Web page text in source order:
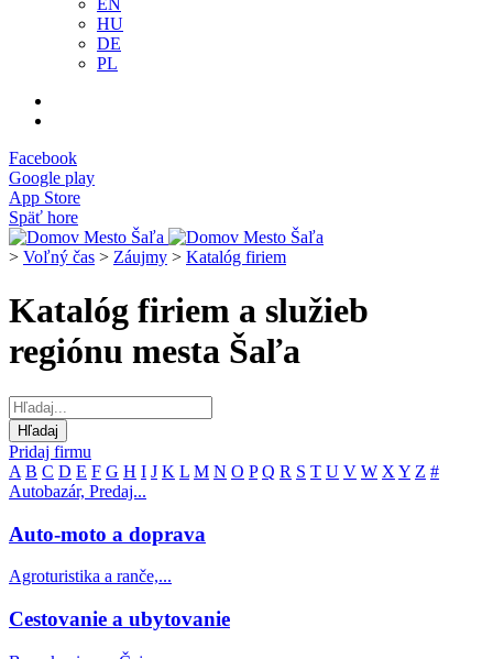
EN
HU
DE
PL
Facebook
Google play
App Store
Späť hore
> Voľný čas > Záujmy > Katalóg firiem
Katalóg firiem a služieb
regiónu mesta Šaľa
Pridaj firmu
A B C D E F G H I J K L M N O P Q R S T U V W X Y Z #
Autobazár, Predaj...
Auto-moto a doprava
Agroturistika a ranče,...
Cestovanie a ubytovanie